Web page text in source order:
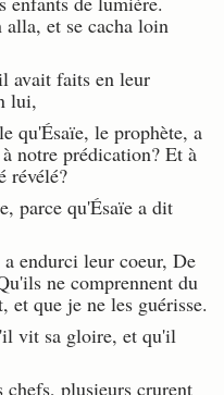
alla, et se cacha loin
avait faits en leur
lui,
qu'Ésaïe, le prophète, a
notre prédication? Et à
révélé?
parce qu'Ésaïe a dit
endurci leur coeur, De
ne comprennent du
et que je ne les guérisse.
vit sa gloire, et qu'il
chefs, plusieurs crurent